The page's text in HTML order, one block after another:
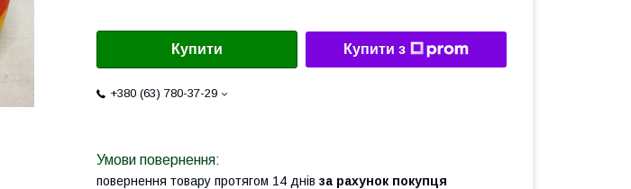
Купити Купити з
+380 (63) 780-37-29
повернення товару протягом 14 днів за рахунок покупця